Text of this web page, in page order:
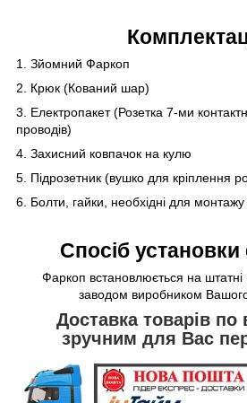
1. Зйомний Фаркоп
2. Крюк (Кований шар)
3. Електропакет (Розетка 7-ми
проводів)
4. Захисний ковпачок на кулю
5. Підрозетник (вушко для кріплення
6. Болти, гайки, необхідні для
Спосіб
Фаркоп встановлюється на штатні
заводом виробником
Доставка товарів по
зручним для Вас